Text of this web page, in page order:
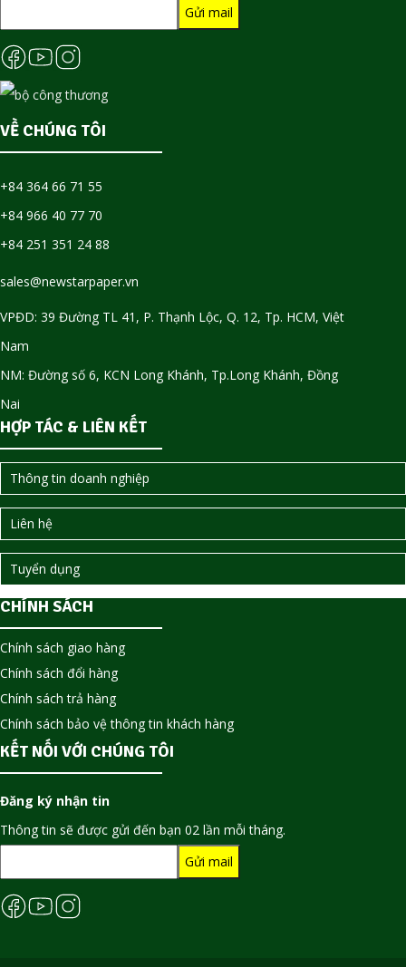
VỀ CHÚNG TÔI
+84 364 66 71 55
+84 966 40 77 70
+84 251 351 24 88
sales@newstarpaper.vn
VPĐD: 39 Đường TL 41, P. Thạnh Lộc, Q. 12, Tp. HCM, Việt
Nam
NM: Đường số 6, KCN Long Khánh, Tp.Long Khánh, Đồng
Nai
HỢP TÁC & LIÊN KẾT
Thông tin doanh nghiệp
Liên hệ
Tuyển dụng
CHÍNH SÁCH
Chính sách giao hàng
Chính sách đổi hàng
Chính sách trả hàng
Chính sách bảo vệ thông tin khách hàng
KẾT NỐI VỚI CHÚNG TÔI
Đăng ký nhận tin
Thông tin sẽ được gửi đến bạn 02 lần mỗi tháng.